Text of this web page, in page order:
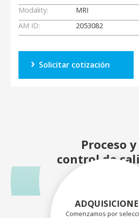
Modality:
MRI
AM ID:
2053082
Solicitar cotización
Proceso y
control de
Comenzamos por